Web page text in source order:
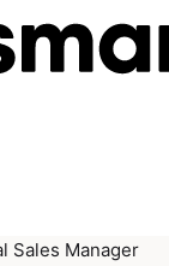
Sales Manager